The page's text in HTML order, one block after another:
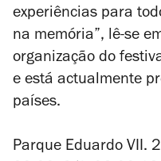
experiências para
na memória”, lê-se
organização do
e está actualmente
países.
Parque Eduardo VII.